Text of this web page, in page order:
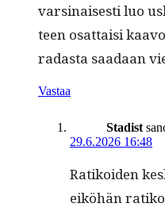
varsi­nais­es­ti luo
teen osat­taisi
radas­ta saadaan
Vastaa
Stadist
29.6.2026 16:48
Ratikoiden
eiköhän